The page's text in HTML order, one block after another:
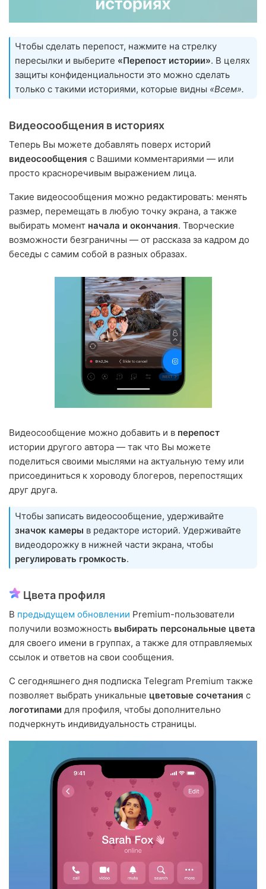
Чтобы сделать перепост, нажмите на стрелку
пересылки и выберите «Перепост истории». В целях
защиты конфиденциальности это можно сделать
только с такими историями, которые видны «Всем».
Видеосообщения в историях
Теперь Вы можете добавлять поверх историй
видеосообщения с Вашими комментариями — или
просто красноречивым выражением лица.
Такие видеосообщения можно редактировать: менять
размер, перемещать в любую точку экрана, а также
выбирать момент начала и окончания. Творческие
возможности безграничны — от рассказа за кадром до
беседы с самим собой в разных образах.
Видеосообщение можно добавить и в перепост
истории другого автора — так что Вы можете
поделиться своими мыслями на актуальную тему или
присоединиться к хороводу блогеров, перепостящих
друг друга.
Чтобы записать видеосообщение, удерживайте
значок камеры в редакторе историй. Удерживайте
видеодорожку в нижней части экрана, чтобы
регулировать громкость.
Цвета профиля
В предыдущем обновлении Premium-пользователи
получили возможность выбирать персональные цвета
для своего имени в группах, а также для отправляемых
ссылок и ответов на свои сообщения.
С сегодняшнего дня подписка Telegram Premium также
позволяет выбрать уникальные цветовые сочетания с
логотипами для профиля, чтобы дополнительно
подчеркнуть индивидуальность страницы.